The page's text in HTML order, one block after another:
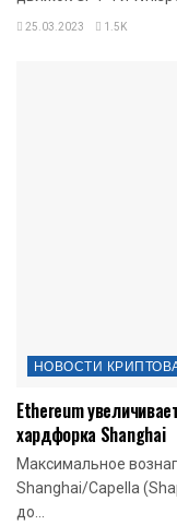
25.03.2023 1.5K
НОВОСТИ
Ethereum
хардфорка Shanghai
Максимальное
Shanghai/Capella
до...